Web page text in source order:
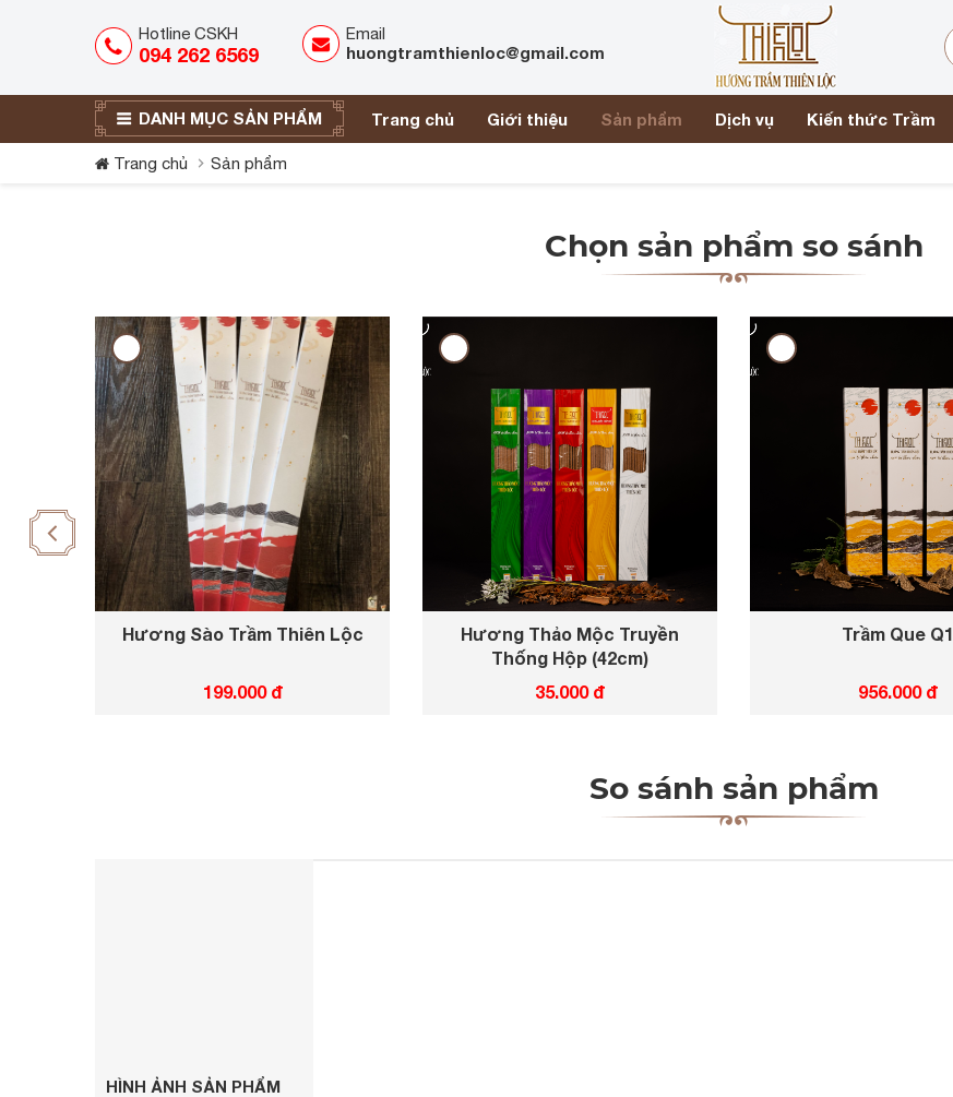
Hotline CSKH
094 262 6569
Email
huongtramthienloc@gmail.com
DANH MỤC SẢN PHẨM Trang chủ Giới thiệu Sản phẩm Dịch vụ Kiến thức Trầm
Trang chủ Sản phẩm
Chọn sản phẩm so sánh
Hương Sào Trầm Thiên Lộc
199.000 đ
Hương Thảo Mộc Truyền
Thống Hộp (42cm)
35.000 đ
Trầm Que Q1
956.000 đ
So sánh sản phẩm
HÌNH ẢNH SẢN PHẨM